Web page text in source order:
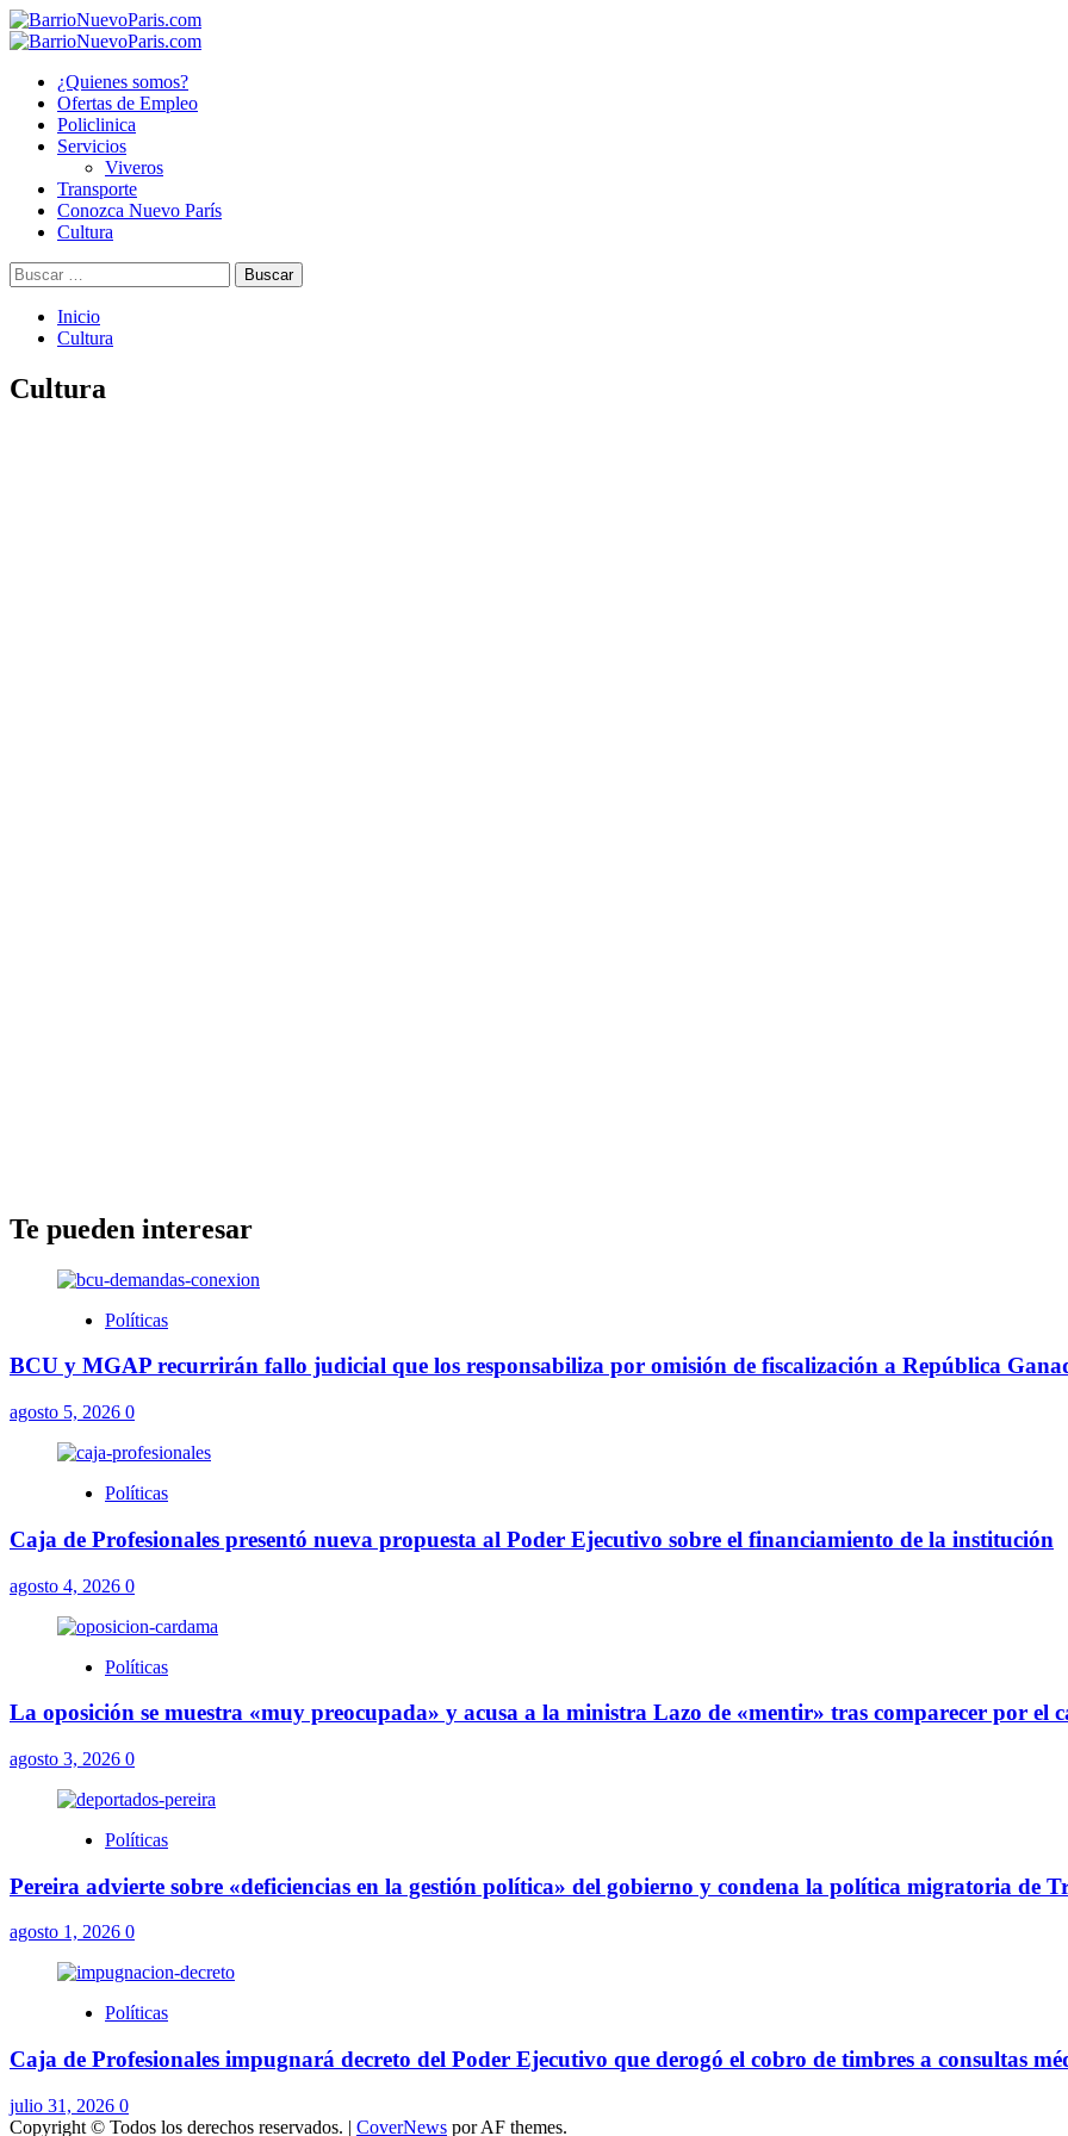
Saltar
al
Menú
¿Quienes somos?
Ofertas de Empleo
Policlinica
Servicios
Viveros
Transporte
Conozca Nuevo París
Cultura
Buscar:
Inicio
Cultura
Cultura
Te pueden interesar
Políticas
BCU y MGAP recurrirán fallo judicial que los responsabiliza por omisión de fiscalización a República
agosto 5, 2026 0
Políticas
Caja de Profesionales presentó nueva propuesta al Poder Ejecutivo sobre el financiamiento de la institución
agosto 4, 2026 0
Políticas
La oposición se muestra «muy preocupada» y acusa a la ministra Lazo de «mentir» tras comparecer por el
agosto 3, 2026 0
Políticas
Pereira advierte sobre «deficiencias en la gestión política» del gobierno y condena la política migratoria de
agosto 1, 2026 0
Políticas
Caja de Profesionales impugnará decreto del Poder Ejecutivo que derogó el cobro de timbres a consultas
julio 31, 2026 0
Copyright © Todos los derechos reservados. | CoverNews por AF themes.